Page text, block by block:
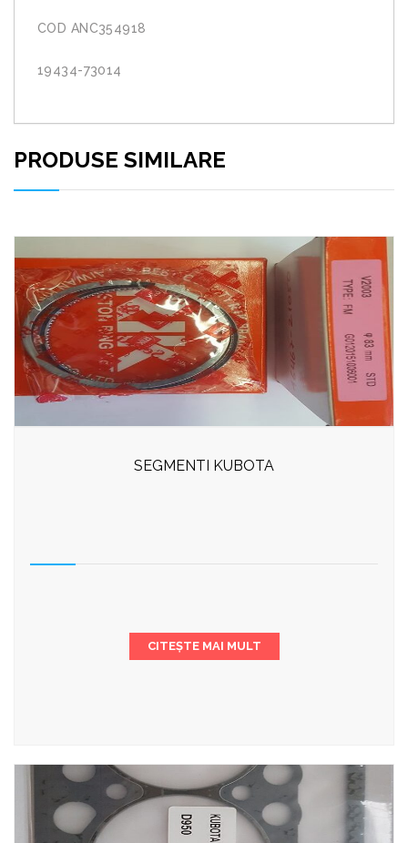
COD ANC354918
19434-73014
PRODUSE SIMILARE
SEGMENTI KUBOTA
CITEȘTE MAI MULT